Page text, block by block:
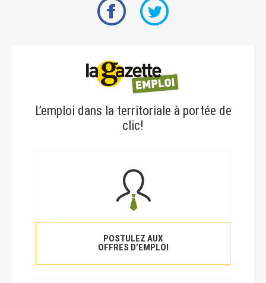
L’emploi dans la territoriale à portée de
clic!
POSTULEZ AUX
OFFRES D’EMPLOI